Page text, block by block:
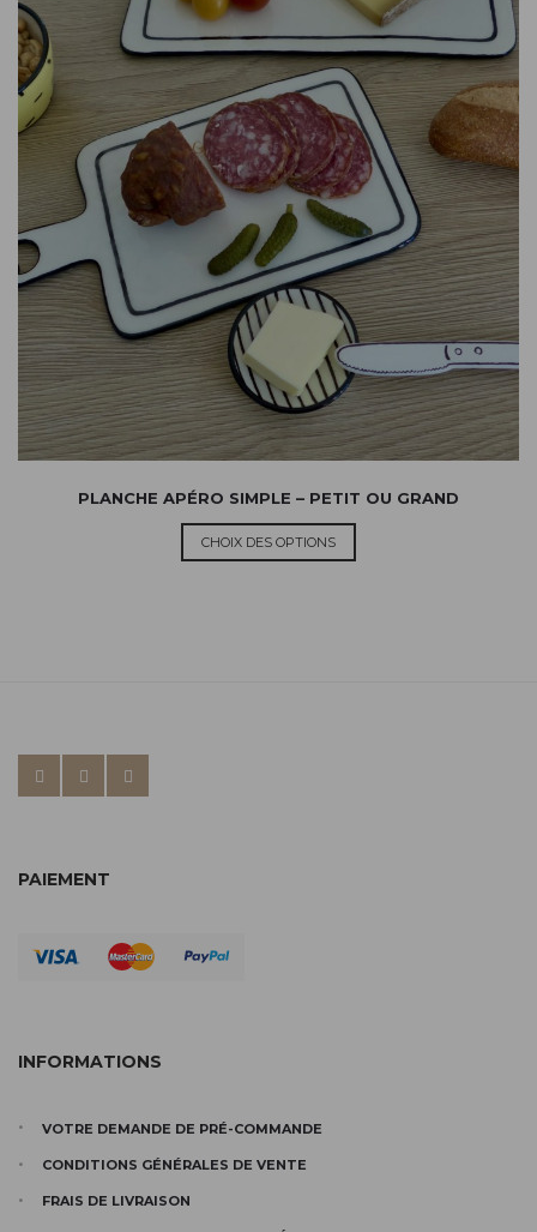
PLANCHE APÉRO SIMPLE – PETIT OU GRAND
CHOIX DES OPTIONS
PAIEMENT
INFORMATIONS
VOTRE DEMANDE DE PRÉ-COMMANDE
CONDITIONS GÉNÉRALES DE VENTE
FRAIS DE LIVRAISON